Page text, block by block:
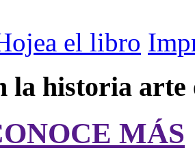
el libro
la historia arte
MÁS